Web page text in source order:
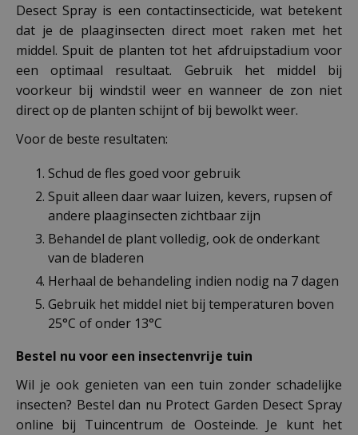
Desect Spray is een contactinsecticide, wat betekent
dat je de plaaginsecten direct moet raken met het
middel. Spuit de planten tot het afdruipstadium voor
een optimaal resultaat. Gebruik het middel bij
voorkeur bij windstil weer en wanneer de zon niet
direct op de planten schijnt of bij bewolkt weer.
Voor de beste resultaten:
Schud de fles goed voor gebruik
Spuit alleen daar waar luizen, kevers, rupsen of
andere plaaginsecten zichtbaar zijn
Behandel de plant volledig, ook de onderkant
van de bladeren
Herhaal de behandeling indien nodig na 7 dagen
Gebruik het middel niet bij temperaturen boven
25°C of onder 13°C
Bestel nu voor een insectenvrije tuin
Wil je ook genieten van een tuin zonder schadelijke
insecten? Bestel dan nu Protect Garden Desect Spray
online bij Tuincentrum de Oosteinde. Je kunt het